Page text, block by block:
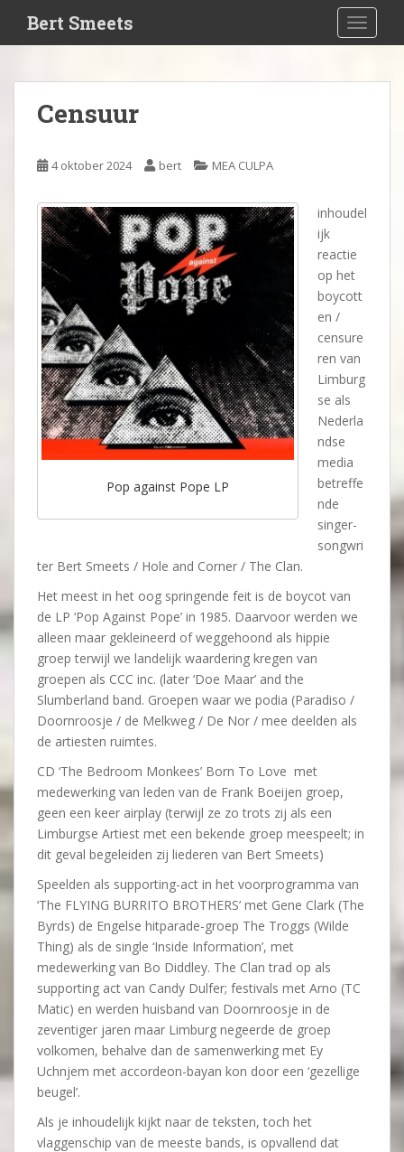
i
Bert Smeets
Censuur
4 oktober 2024 bert MEA CULPA
Pop against Pope LP
inhoudel
ijk
reactie
op het
boycott
en /
censure
ren van
Limburg
se als
Nederla
ndse
media
betreffe
nde
singer-
songwri
ter Bert Smeets / Hole and Corner / The Clan.
Het meest in het oog springende feit is de boycot van
de LP ‘Pop Against Pope’ in 1985. Daarvoor werden we
alleen maar gekleineerd of weggehoond als hippie
groep terwijl we landelijk waardering kregen van
groepen als CCC inc. (later ‘Doe Maar’ and the
Slumberland band. Groepen waar we podia (Paradiso /
Doornroosje / de Melkweg / De Nor / mee deelden als
de artiesten ruimtes.
CD ‘The Bedroom Monkees’ Born To Love met
medewerking van leden van de Frank Boeijen groep,
geen een keer airplay (terwijl ze zo trots zij als een
Limburgse Artiest met een bekende groep meespeelt; in
dit geval begeleiden zij liederen van Bert Smeets)
Speelden als supporting-act in het voorprogramma van
‘The FLYING BURRITO BROTHERS’ met Gene Clark (The
Byrds) de Engelse hitparade-groep The Troggs (Wilde
Thing) als de single ‘Inside Information’, met
medewerking van Bo Diddley. The Clan trad op als
supporting act van Candy Dulfer; festivals met Arno (TC
Matic) en werden huisband van Doornroosje in de
zeventiger jaren maar Limburg negeerde de groep
volkomen, behalve dan de samenwerking met Ey
Uchnjem met accordeon-bayan kon door een ‘gezellige
beugel’.
Als je inhoudelijk kijkt naar de teksten, toch het
vlaggenschip van de meeste bands, is opvallend dat